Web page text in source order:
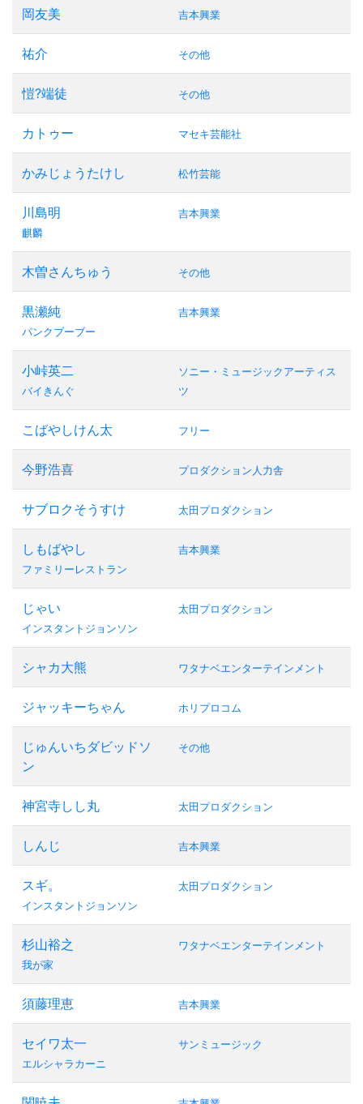
岡友美 吉本興業
祐介 その他
愷?端徒 その他
カトゥー マセキ芸能社
かみじょうたけし 松竹芸能
川島明
麒麟
吉本興業
木曽さんちゅう その他
黒瀬純
パンクブーブー
吉本興業
小峠英二
バイきんぐ
ソニー・ミュージックアーティス
ツ
こばやしけん太 フリー
今野浩喜 プロダクション人力舎
サブロクそうすけ 太田プロダクション
しもばやし
ファミリーレストラン
吉本興業
じゃい
インスタントジョンソン
太田プロダクション
シャカ大熊 ワタナベエンターテインメント
ジャッキーちゃん ホリプロコム
じゅんいちダビッドソ
ン
その他
神宮寺しし丸 太田プロダクション
しんじ 吉本興業
スギ。
インスタントジョンソン
太田プロダクション
杉山裕之
我が家
ワタナベエンターテインメント
須藤理恵 吉本興業
セイワ太一
エルシャラカーニ
サンミュージック